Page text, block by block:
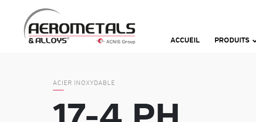
content
ACCUEIL PRODUITS
ACIER INOXYDABLE